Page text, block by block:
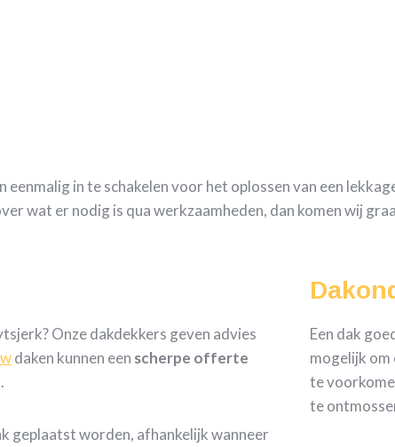
in te schakelen voor het oplossen van een
wat er nodig is qua werkzaamheden, dan komen wij
Onze dakdekkers geven advies
daken kunnen een scherpe offerte
geplaatst worden, afhankelijk wanneer
Een dak
mogelijk om
te
te